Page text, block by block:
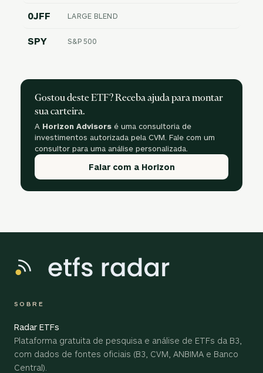
0JFF LARGE BLEND
SPY S&P 500
Gostou deste ETF? Receba ajuda para montar
sua carteira.
A Horizon Advisors é uma consultoria de
investimentos autorizada pela CVM. Fale com um
consultor para uma análise personalizada.
Falar com a Horizon
SOBRE
Radar ETFs
Plataforma gratuita de pesquisa e análise de ETFs da B3,
com dados de fontes oficiais (B3, CVM, ANBIMA e Banco
Central).